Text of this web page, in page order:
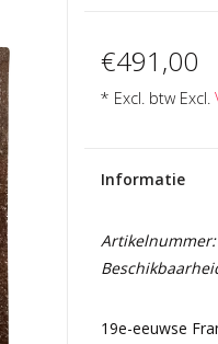
€491,00
* Excl. btw Excl.
Informatie
Artikelnummer:
19e-eeuwse